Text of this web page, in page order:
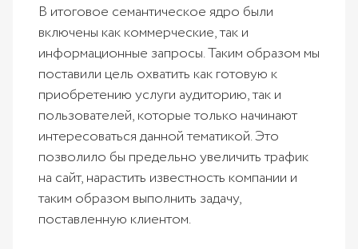
В итоговое семантическое ядро были
включены как коммерческие, так и
информационные запросы. Таким образом мы
поставили цель охватить как готовую к
приобретению услуги аудиторию, так и
пользователей, которые только начинают
интересоваться данной тематикой. Это
позволило бы предельно увеличить трафик
на сайт, нарастить известность компании и
таким образом выполнить задачу,
поставленную клиентом.